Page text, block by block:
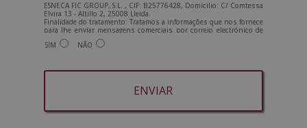
ESNECA FIC GROUP, S.L. , CIF: B25776428, Domicilio: C/ Comtessa
Elvira 13 - Altillo 2, 25008 Lleida.
Finalidade do tratamento: Tratamos a informações que nos fornece
para lhe enviar mensagens comerciais por correio electrónico de
tipo comercial relacionadas com os produtos oferecidos e outros
produtos que possam ser do seu interesse. Legitimação do
nos para o endereço admin@grupoesneca.com.
Deseja receber informação comercial (por telefone e/ou correio
SIM NÃO